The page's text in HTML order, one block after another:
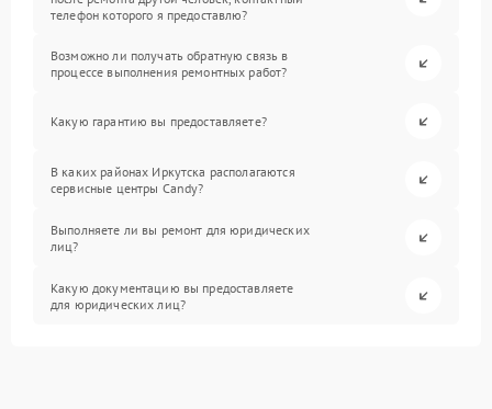
телефон которого я предоставлю?
Возможно ли получать обратную связь в
процессе выполнения ремонтных работ?
Какую гарантию вы предоставляете?
В каких районах Иркутска располагаются
сервисные центры Candy?
Выполняете ли вы ремонт для юридических
лиц?
Какую документацию вы предоставляете
для юридических лиц?